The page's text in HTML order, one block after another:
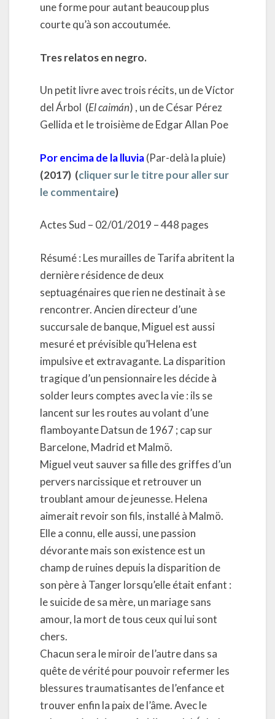
une forme pour autant beaucoup plus
courte qu’à son accoutumée.
Tres relatos en negro.
Un petit livre avec trois récits, un de Víctor
del Árbol (El caimán) , un de César Pérez
Gellida et le troisième de Edgar Allan Poe
Por encima de la lluvia(Par-delà la pluie)
(2017) (cliquer sur le titre pour aller sur
le commentaire)
Actes Sud – 02/01/2019 – 448 pages
Résumé : Les murailles de Tarifa abritent la
dernière résidence de deux
septuagénaires que rien ne destinait à se
rencontrer. Ancien directeur d’une
succursale de banque, Miguel est aussi
mesuré et prévisible qu’Helena est
impulsive et extravagante. La disparition
tragique d’un pensionnaire les décide à
solder leurs comptes avec la vie : ils se
lancent sur les routes au volant d’une
flamboyante Datsun de 1967 ; cap sur
Barcelone, Madrid et Malmö.
Miguel veut sauver sa fille des griffes d’un
pervers narcissique et retrouver un
troublant amour de jeunesse. Helena
aimerait revoir son fils, installé à Malmö.
Elle a connu, elle aussi, une passion
dévorante mais son existence est un
champ de ruines depuis la disparition de
son père à Tanger lorsqu’elle était enfant :
le suicide de sa mère, un mariage sans
amour, la mort de tous ceux qui lui sont
chers.
Chacun sera le miroir de l’autre dans sa
quête de vérité pour pouvoir refermer les
blessures traumatisantes de l’enfance et
trouver enfin la paix de l’âme. Avec le